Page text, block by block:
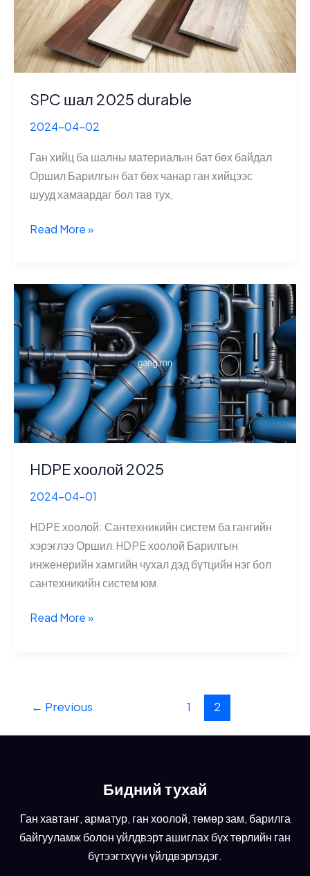
100%
eco
SPC шал 2025 durable
2024-04-02
Ган хийц ба шалны материалын бат бөх байдал
Оршил Барилгын бат бөх чанар ган хийцээс
шууд хамаардаг бол тав тух,
SPC
durable
Read More »
HDPE хоолой 2025
2024-04-01
HDPE хоолой: Сантехникийн систем ба гангийн
хэрэглээ Оршил:HDPE хоолой Барилгын
инженерийн хамгийн чухал дэд бүтцийн нэг бол
сантехникийн систем юм.
HDPE
Read More »
← Previous 1 2
Бидний тухай
Ган хавтанг, арматур, ган хоолой, төмөр зам, барилга
байгууламж болон үйлдвэрт ашиглах бүх төрлийн ган
бүтээгтхүүн үйлдвэрлэдэг.